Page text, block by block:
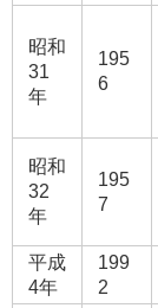
昭和
31
年
195
6
昭和
32
年
195
7
平成
4年
199
2